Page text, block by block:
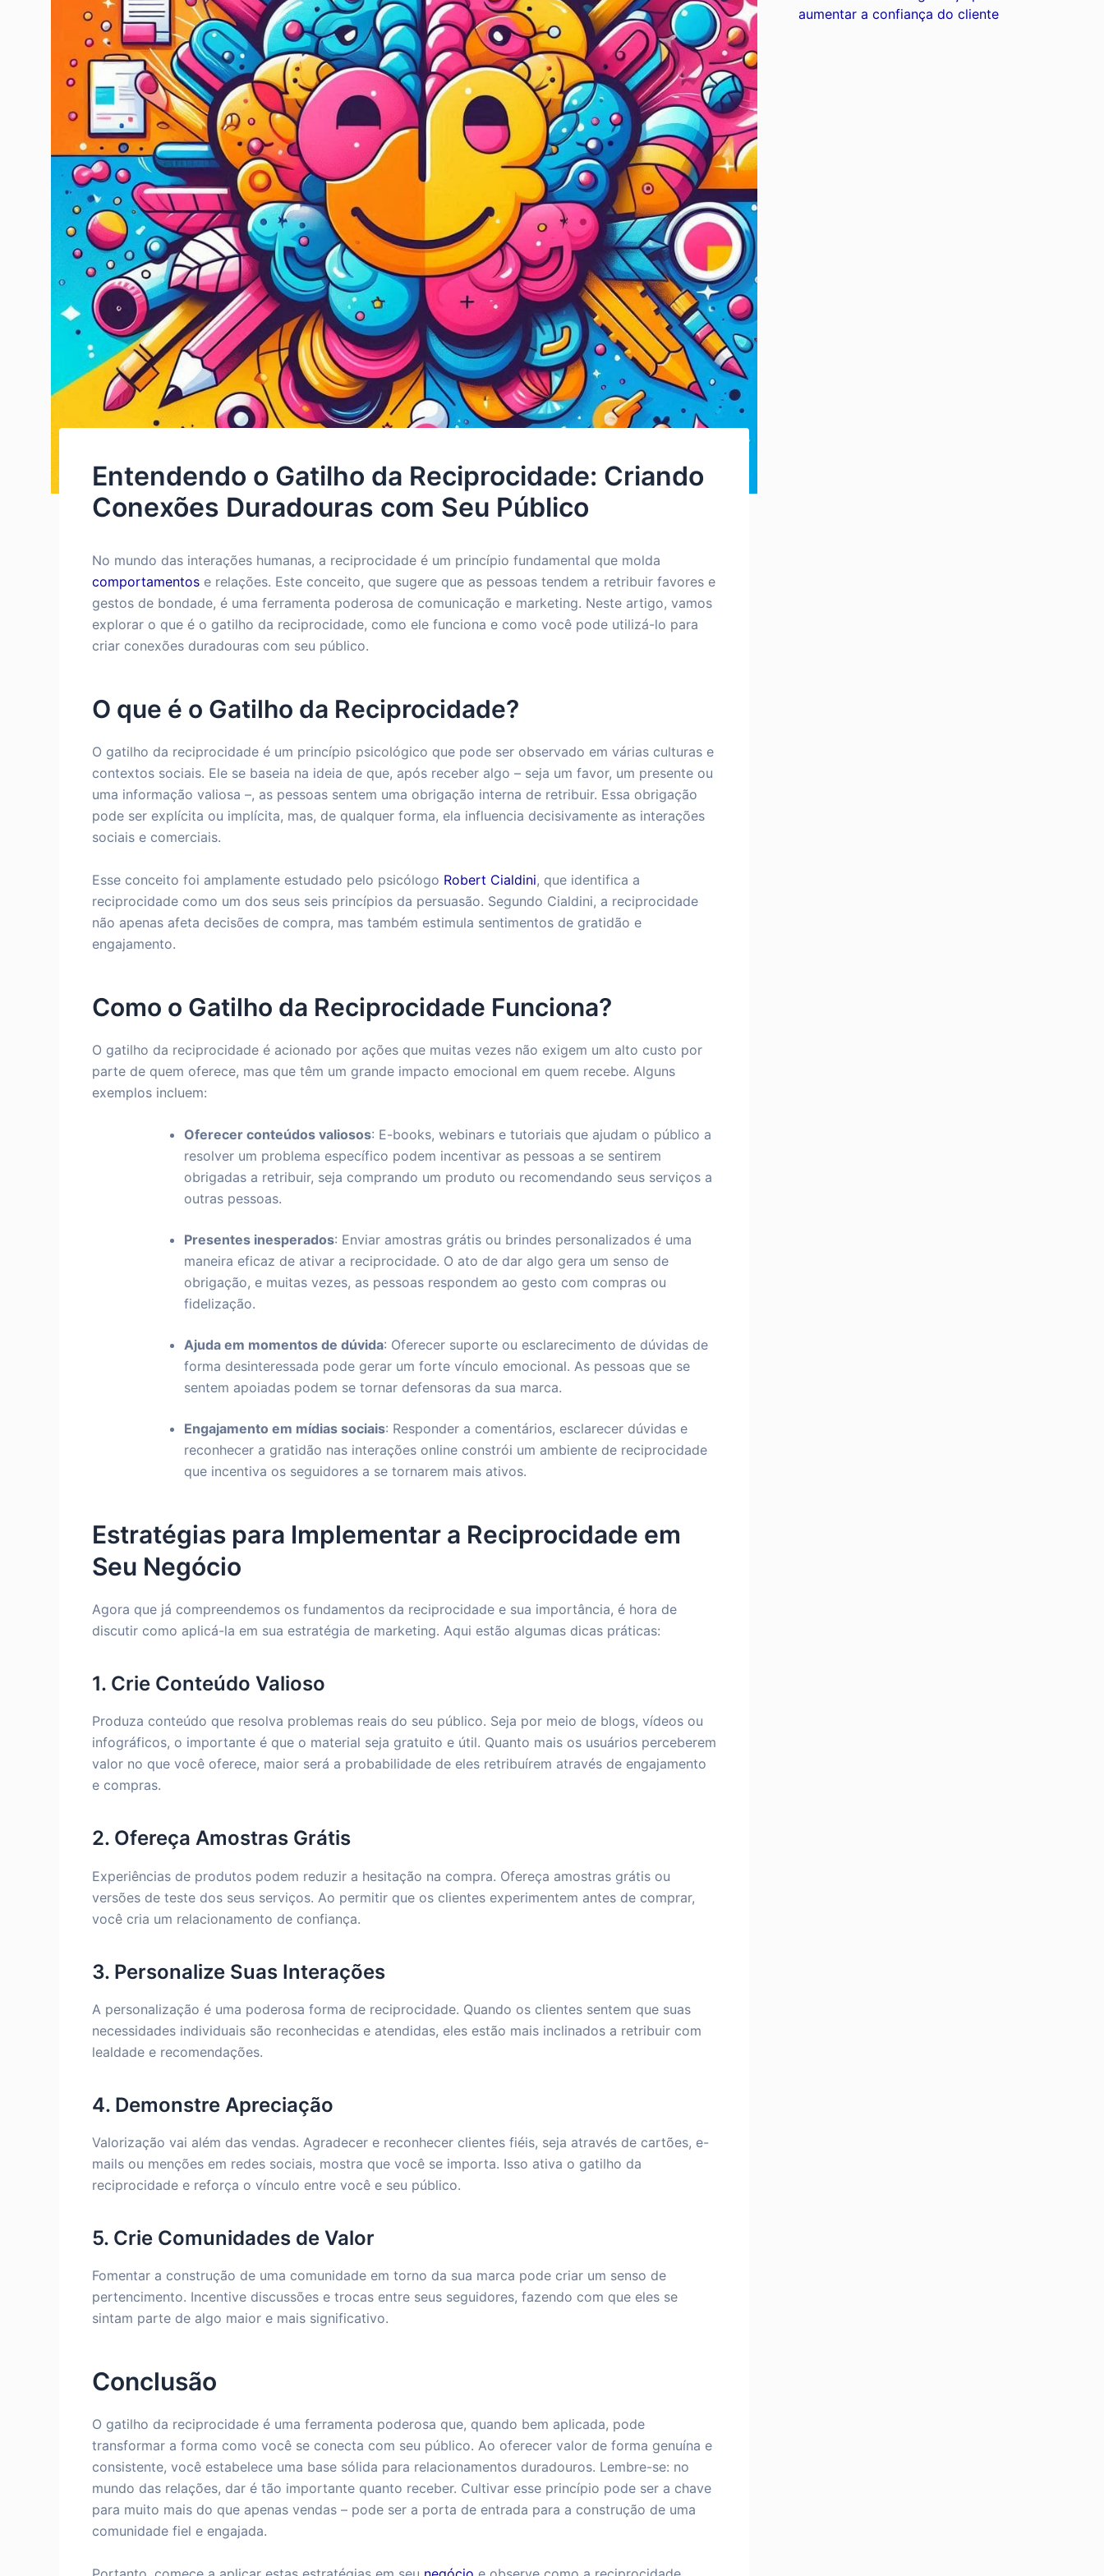
Entendendo o Gatilho da Reciprocidade: Criando
Conexões Duradouras com Seu Público
No mundo das interações humanas, a reciprocidade é um princípio fundamental que molda
comportamentos e relações. Este conceito, que sugere que as pessoas tendem a retribuir favores e
gestos de bondade, é uma ferramenta poderosa de comunicação e marketing. Neste artigo, vamos
explorar o que é o gatilho da reciprocidade, como ele funciona e como você pode utilizá-lo para
criar conexões duradouras com seu público.
O que é o Gatilho da Reciprocidade?
O gatilho da reciprocidade é um princípio psicológico que pode ser observado em várias culturas e
contextos sociais. Ele se baseia na ideia de que, após receber algo – seja um favor, um presente ou
uma informação valiosa –, as pessoas sentem uma obrigação interna de retribuir. Essa obrigação
pode ser explícita ou implícita, mas, de qualquer forma, ela influencia decisivamente as interações
sociais e comerciais.
Esse conceito foi amplamente estudado pelo psicólogo Robert Cialdini, que identifica a
reciprocidade como um dos seus seis princípios da persuasão. Segundo Cialdini, a reciprocidade
não apenas afeta decisões de compra, mas também estimula sentimentos de gratidão e
engajamento.
Como o Gatilho da Reciprocidade Funciona?
O gatilho da reciprocidade é acionado por ações que muitas vezes não exigem um alto custo por
parte de quem oferece, mas que têm um grande impacto emocional em quem recebe. Alguns
exemplos incluem:
Oferecer conteúdos valiosos: E-books, webinars e tutoriais que ajudam o público a
resolver um problema específico podem incentivar as pessoas a se sentirem
obrigadas a retribuir, seja comprando um produto ou recomendando seus serviços a
outras pessoas.
Presentes inesperados: Enviar amostras grátis ou brindes personalizados é uma
maneira eficaz de ativar a reciprocidade. O ato de dar algo gera um senso de
obrigação, e muitas vezes, as pessoas respondem ao gesto com compras ou
fidelização.
Ajuda em momentos de dúvida: Oferecer suporte ou esclarecimento de dúvidas de
forma desinteressada pode gerar um forte vínculo emocional. As pessoas que se
sentem apoiadas podem se tornar defensoras da sua marca.
Engajamento em mídias sociais: Responder a comentários, esclarecer dúvidas e
reconhecer a gratidão nas interações online constrói um ambiente de reciprocidade
que incentiva os seguidores a se tornarem mais ativos.
Estratégias para Implementar a Reciprocidade em
Seu Negócio
Agora que já compreendemos os fundamentos da reciprocidade e sua importância, é hora de
discutir como aplicá-la em sua estratégia de marketing. Aqui estão algumas dicas práticas:
1. Crie Conteúdo Valioso
Produza conteúdo que resolva problemas reais do seu público. Seja por meio de blogs, vídeos ou
infográficos, o importante é que o material seja gratuito e útil. Quanto mais os usuários perceberem
valor no que você oferece, maior será a probabilidade de eles retribuírem através de engajamento
e compras.
2. Ofereça Amostras Grátis
Experiências de produtos podem reduzir a hesitação na compra. Ofereça amostras grátis ou
versões de teste dos seus serviços. Ao permitir que os clientes experimentem antes de comprar,
você cria um relacionamento de confiança.
3. Personalize Suas Interações
A personalização é uma poderosa forma de reciprocidade. Quando os clientes sentem que suas
necessidades individuais são reconhecidas e atendidas, eles estão mais inclinados a retribuir com
lealdade e recomendações.
4. Demonstre Apreciação
Valorização vai além das vendas. Agradecer e reconhecer clientes fiéis, seja através de cartões, e-
mails ou menções em redes sociais, mostra que você se importa. Isso ativa o gatilho da
reciprocidade e reforça o vínculo entre você e seu público.
5. Crie Comunidades de Valor
Fomentar a construção de uma comunidade em torno da sua marca pode criar um senso de
pertencimento. Incentive discussões e trocas entre seus seguidores, fazendo com que eles se
sintam parte de algo maior e mais significativo.
Conclusão
O gatilho da reciprocidade é uma ferramenta poderosa que, quando bem aplicada, pode
transformar a forma como você se conecta com seu público. Ao oferecer valor de forma genuína e
consistente, você estabelece uma base sólida para relacionamentos duradouros. Lembre-se: no
mundo das relações, dar é tão importante quanto receber. Cultivar esse princípio pode ser a chave
para muito mais do que apenas vendas – pode ser a porta de entrada para a construção de uma
comunidade fiel e engajada.
aumentar a confiança do cliente